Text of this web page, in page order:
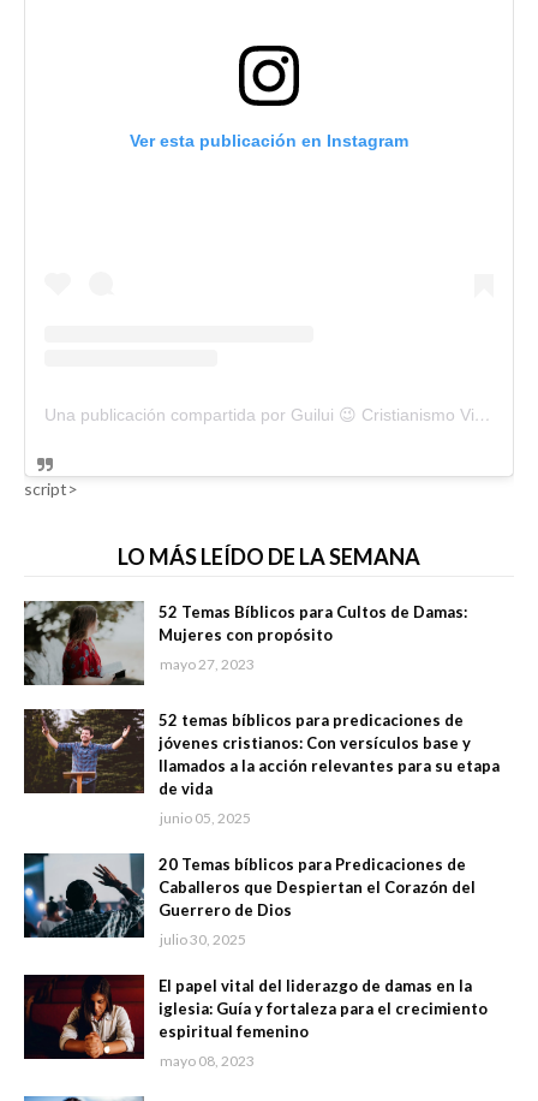
Ver esta publicación en Instagram
Una publicación compartida por Guilui 😉 Cristianismo Viral (@guiluiviral)
script>
LO MÁS LEÍDO DE LA SEMANA
52 Temas Bíblicos para Cultos de Damas:
Mujeres con propósito
mayo 27, 2023
52 temas bíblicos para predicaciones de
jóvenes cristianos: Con versículos base y
llamados a la acción relevantes para su etapa
de vida
junio 05, 2025
20 Temas bíblicos para Predicaciones de
Caballeros que Despiertan el Corazón del
Guerrero de Dios
julio 30, 2025
El papel vital del liderazgo de damas en la
iglesia: Guía y fortaleza para el crecimiento
espiritual femenino
mayo 08, 2023